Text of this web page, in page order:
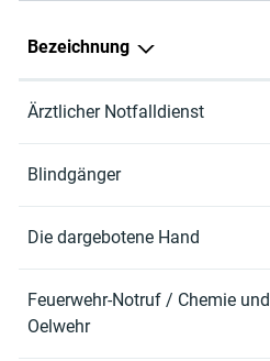
Bezeichnung
Ärztlicher Notfalldienst
Blindgänger
Die dargebotene Hand
Feuerwehr-Notruf / Chemie und
Oelwehr